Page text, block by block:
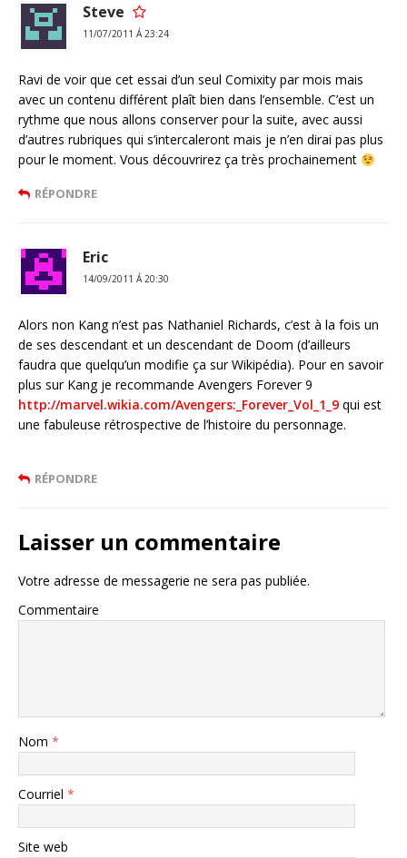
Steve
11/07/2011 Á 23:24
Ravi de voir que cet essai d’un seul Comixity par mois mais
avec un contenu différent plaît bien dans l’ensemble. C’est un
rythme que nous allons conserver pour la suite, avec aussi
d’autres rubriques qui s’intercaleront mais je n’en dirai pas plus
pour le moment. Vous découvrirez ça très prochainement
RÉPONDRE
Eric
14/09/2011 Á 20:30
Alors non Kang n’est pas Nathaniel Richards, c’est à la fois un
de ses descendant et un descendant de Doom (d’ailleurs
faudra que quelqu’un modifie ça sur Wikipédia). Pour en savoir
plus sur Kang je recommande Avengers Forever 9
http://marvel.wikia.com/Avengers:_Forever_Vol_1_9 qui est
une fabuleuse rétrospective de l’histoire du personnage.
RÉPONDRE
Laisser un commentaire
Votre adresse de messagerie ne sera pas publiée.
Commentaire
Nom *
Courriel *
Site web